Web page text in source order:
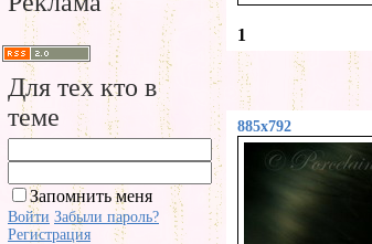
Для тех кто в
теме
Запомнить меня
Войти Забыли пароль?
Регистрация
1
885x792